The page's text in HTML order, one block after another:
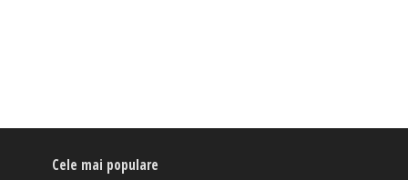
Cele mai populare